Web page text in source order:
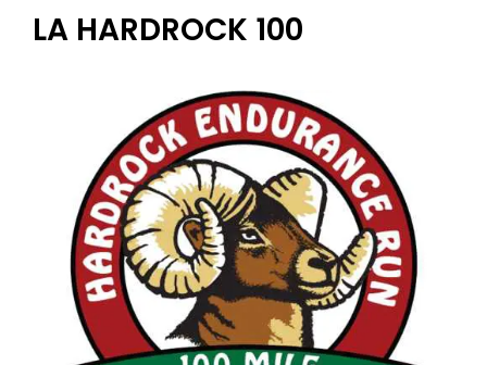
LA HARDROCK 100